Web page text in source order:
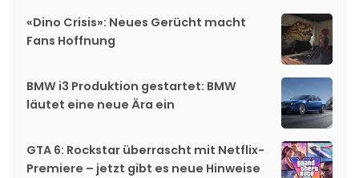
«Dino Crisis»: Neues Gerücht macht
Fans Hoffnung
BMW i3 Produktion gestartet: BMW
läutet eine neue Ära ein
GTA 6: Rockstar überrascht mit Netflix-
Premiere – jetzt gibt es neue Hinweise